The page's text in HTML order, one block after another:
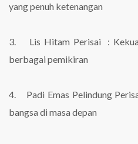
yang penuh ketenangan
3. Lis Hitam Perisai :
berbagai pemikiran
4. Padi Emas Pelindung
bangsa di masa depan